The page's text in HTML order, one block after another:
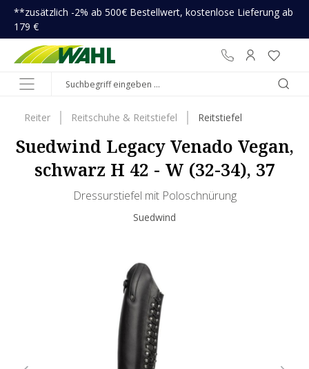
springen
**zusätzlich -2% ab 500€ Bestellwert, kostenlose Lieferung ab
179 €
Reiter Reitschuhe & Reitstiefel Reitstiefel
Suedwind Legacy Venado Vegan,
schwarz H 42 - W (32-34), 37
Dressurstiefel mit Poloschnürung
Suedwind